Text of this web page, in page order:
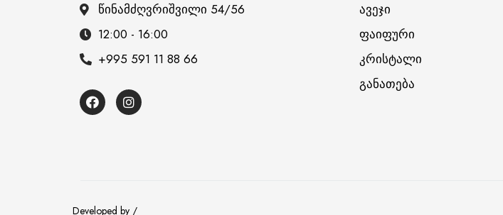
წინამძღვრიშვილი 54/56
12:00 - 16:00
+995 591 11 88 66
ავეჯი
ფაიფური
კრისტალი
განათება
Developed by /